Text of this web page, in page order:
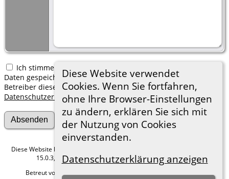
Diese Website verwendet
Cookies. Wenn Sie fortfahren,
ohne Ihre Browser-Einstellungen
zu ändern, erklären Sie sich mit
der Nutzung von Cookies
einverstanden.
Datenschutzerklärung anzeigen
Ich stimme zu, dass meine hier erfassten persönlichen
Daten gespeichert werden. Ich verstehe, dass ich jederzeit den
Betreiber dieser Website bitten kann, diese Daten zu löschen.
Datenschutzerklärung
Diese Website läuft mit
15.0.3, programmiert von Darrin Lythgoe © 2001-2026.
Betreut von